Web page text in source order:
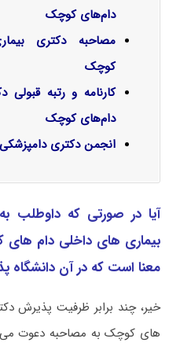
دام‌های کوچک
مصاحبه دکتری
کوچک
کارنامه و رتبه
دام‌های کوچک
انجمن دکتری دامپزشکی
آیا در صورتی که داوطلب
ﺑﻴﻤﺎری ﻫﺎی داخلی دام
معنا است که در آن دانشگاه
خیر، چند برابر ظرفیت پذیرش
ﻫﺎی ﻛﻮچک به مصاحبه دعوت